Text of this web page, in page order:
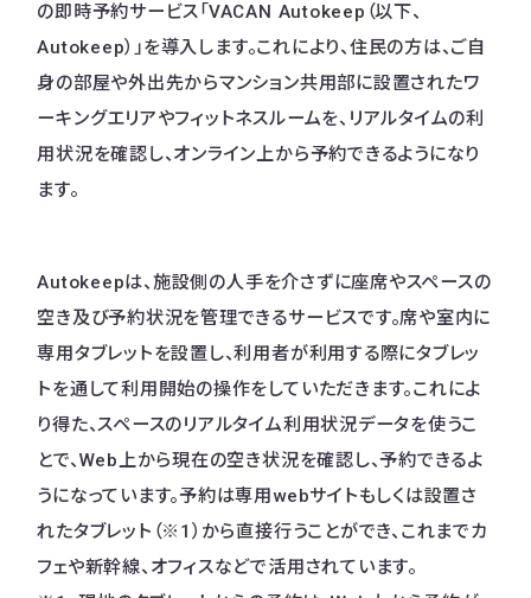
の即時予約サービス「VACAN Autokeep（以下、
Autokeep）」を導入します。これにより、住民の方は、ご自
身の部屋や外出先からマンション共用部に設置されたワ
ーキングエリアやフィットネスルームを、リアルタイムの利
用状況を確認し、オンライン上から予約できるようになり
ます。
Autokeepは、施設側の人手を介さずに座席やスペースの
空き及び予約状況を管理できるサービスです。席や室内に
専用タブレットを設置し、利用者が利用する際にタブレッ
トを通して利用開始の操作をしていただきます。これによ
り得た、スペースのリアルタイム利用状況データを使うこ
とで、Web上から現在の空き状況を確認し、予約できるよ
うになっています。予約は専用webサイトもしくは設置さ
れたタブレット（※1）から直接行うことができ、これまでカ
フェや新幹線、オフィスなどで活用されています。